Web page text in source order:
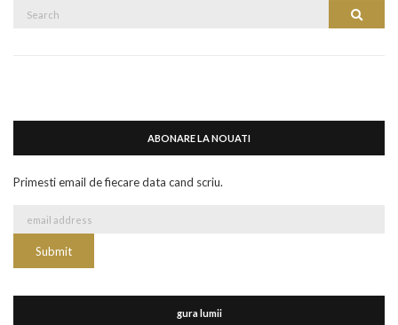
Search
Search
ABONARE LA NOUATI
Primesti email de fiecare data cand scriu.
gura lumii